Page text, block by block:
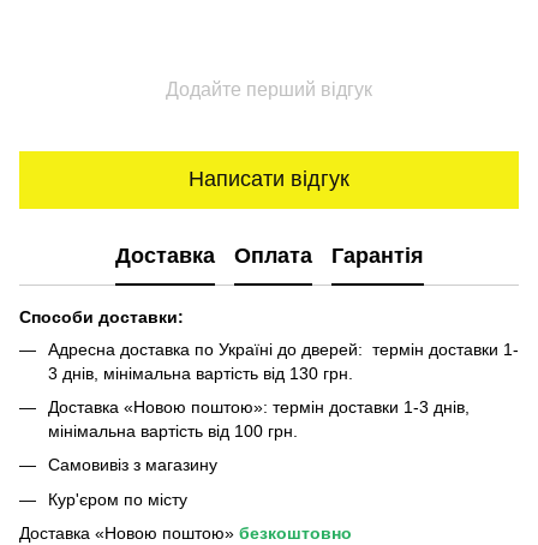
Додайте перший відгук
Написати відгук
Доставка Оплата Гарантія
Способи доставки:
Адресна доставка по Україні до дверей: термін доставки 1-
3 днів, мінімальна вартість від 130 грн.
Доставка «Новою поштою»: термін доставки 1-3 днів,
мінімальна вартість від 100 грн.
Самовивіз з магазину
Кур'єром по місту
Доставка «Новою поштою» безкоштовно